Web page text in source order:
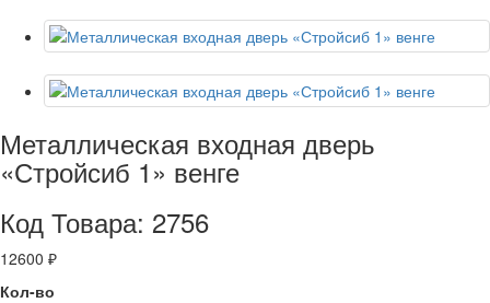
Металлическая входная дверь
«Стройсиб 1» венге
Код Товара: 2756
12600 ₽
Кол-во